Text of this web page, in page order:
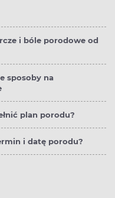
i bóle porodowe od
sposoby na
plan porodu?
i datę porodu?